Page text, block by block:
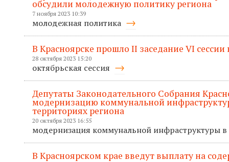
обсудили молодежную политику региона
7 ноября 2023 10:39
молодежная политика
В Красноярске прошло II заседание VI сессии
28 октября 2023 15:20
октябрьская сессия
Депутаты Законодательного Собрания
модернизацию коммунальной
территориях региона
20 октября 2023 16:55
модернизация коммунальной инфраструктуры в
В Красноярском крае введут выплату на